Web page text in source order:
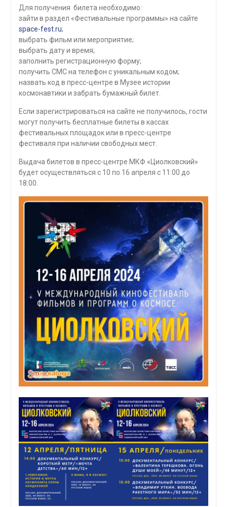
Для получения билета необходимо:
зайти в раздел «Фестивальные программы» на сайте
space-fest.ru;
выбрать фильм или мероприятие;
выбрать дату и время;
заполнить регистрационную форму;
получить СМС на телефон с уникальным кодом;
назвать код в пресс-центре в Музее истории
космонавтики и забрать бумажный билет.
Если зарегистрироваться на сайте не получилось, гости
могут получить бесплатные билеты в кассах
фестивальных площадок или в пресс-центре
фестиваля при наличии свободных мест.
Выдача билетов в пресс-центре МКФ «Циолковский»
будет осуществляться с 10 по 16 апреля с 11:00 до
18:00.